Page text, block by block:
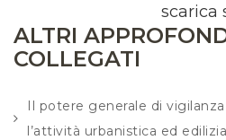
scarica
ALTRI
COLLEGATI
Il potere generale di
l’attività urbanistica ed